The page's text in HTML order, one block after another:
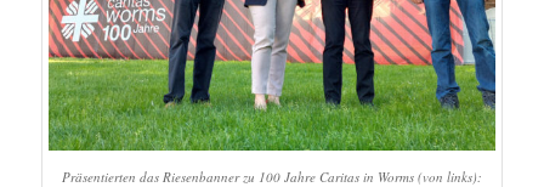
Präsentierten das Riesenbanner zu 100 Jahre Caritas in Worms (von links):